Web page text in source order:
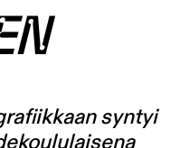
syntyi